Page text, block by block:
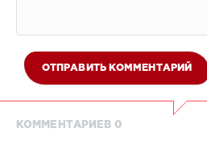
ОТПРАВИТЬ КОММЕНТАРИЙ
КОММЕНТАРИЕВ 0